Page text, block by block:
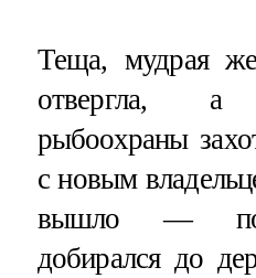
Теща, мудрая
отвергла, а
рыбоохраны
с новым
вышло —
добирался до